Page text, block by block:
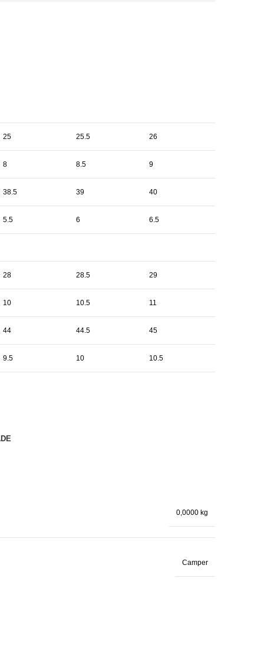
25 25.5 26
8 8.5 9
38.5 39 40
5.5 6 6.5
28 28.5 29
10 10.5 11
44 44.5 45
9.5 10 10.5
0,0000 kg
Camper